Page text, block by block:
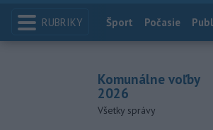
RUBRIKY Index
Šport Počasie
Komunálne voľby
2026
Všetky správy